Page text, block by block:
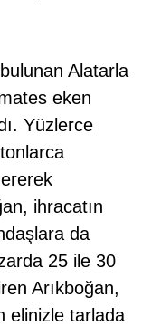
Alatarla
eken
Yüzlerce
ihracatın
da
25 ile 30
Arıkboğan,
elinizle tarlada